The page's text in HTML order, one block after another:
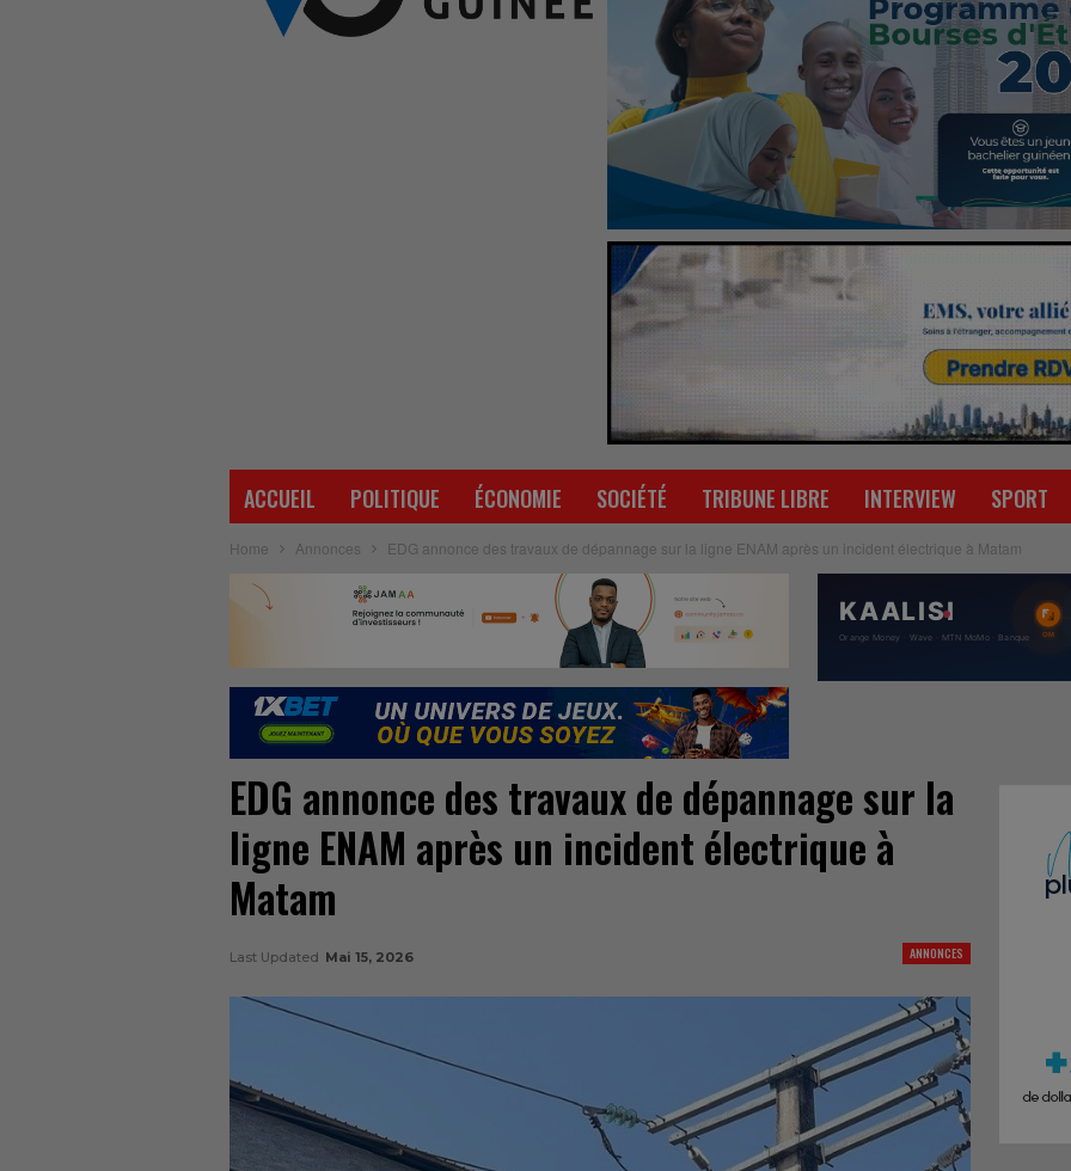
ACCUEIL POLITIQUE ÉCONOMIE SOCIÉTÉ TRIBUNE LIBRE INTERVIEW SPORT
Home Annonces EDG annonce des travaux de dépannage sur la ligne ENAM après un incident électrique à Matam
EDG annonce des travaux de dépannage sur la
ligne ENAM après un incident électrique à
Matam
ANNONCES
Last Updated Mai 15, 2026